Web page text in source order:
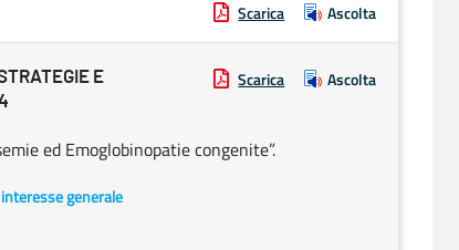
Scarica Ascolta
E
Scarica Ascolta
ed Emoglobinopatie congenite”.
generale